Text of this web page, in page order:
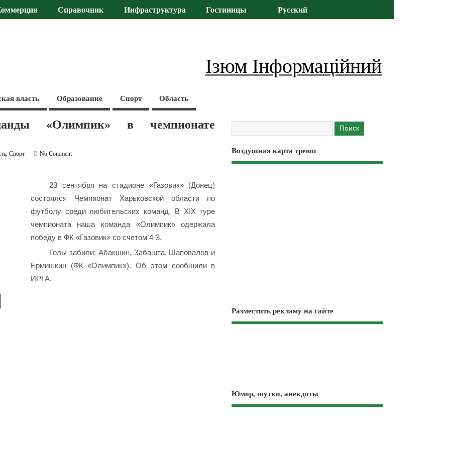
Справочник Инфраструктура Гостиницы Русский
Ізюм Інформаційний
власть Образование Спорт Область
«Олимпик» в чемпионате
,Спорт
No Comment
23 сентября на стадионе «Газовик» (Донец)
состоялся Чемпионат Харьковской области по
футболу среди любительских команд. В XIX туре
чемпионата наша команда «Олимпик» одержала
победу в ФК «Газовик» со счетом 4-3.
Голы забили: Абакшин, Забашта, Шаповалов и
Ермишкин (ФК «Олимпик»). Об этом сообщили в
ИРГА.
Воздушная карта тревог
Разместить рекламу на сайте
Юмор, шутки, анекдоты